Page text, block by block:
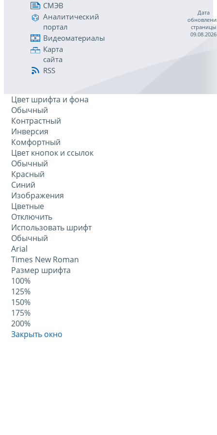
СМЭВ
Аналитический
портал
Видеоматериалы
Карта
сайта
RSS
Дата
страницы
09.08.2026
Цвет шрифта и фона
Обычный
Контрастный
Инверсия
Комфортный
Цвет кнопок и ссылок
Обычный
Красный
Синий
Изображения
Цветные
Отключить
Использовать шрифт
Обычный
Arial
Times New Roman
Размер шрифта
100%
125%
150%
175%
200%
Закрыть окно